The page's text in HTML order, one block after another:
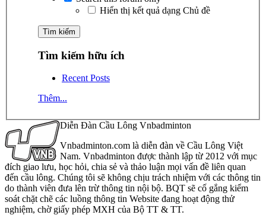
Hiển thị kết quả dạng Chủ đề
Tìm kiếm hữu ích
Recent Posts
Thêm...
Diễn Đàn Cầu Lông Vnbadminton
Vnbadminton.com là diễn đàn về Cầu Lông Việt
Nam. Vnbadminton được thành lập từ 2012 với mục
đích giao lưu, học hỏi, chia sẻ và thảo luận mọi vấn đề liên quan
đến cầu lông. Chúng tôi sẽ không chịu trách nhiệm với các thông tin
do thành viên đưa lên trừ thông tin nội bộ. BQT sẽ cố gắng kiểm
soát chặt chẽ các luồng thông tin Website đang hoạt động thử
nghiệm, chờ giấy phép MXH của Bộ TT & TT.